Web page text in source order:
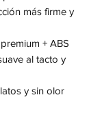
más firme y
+ ABS
al tacto y
y sin olor